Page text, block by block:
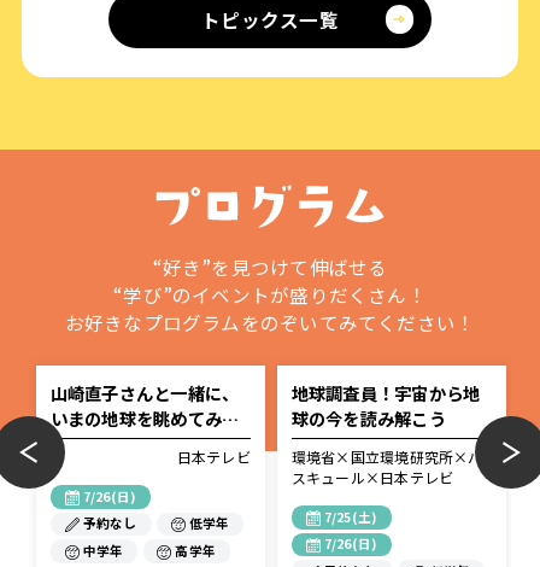
トピックス一覧
“好き”を見つけて伸ばせる
“学び”のイベントが盛りだくさん！
お好きなプログラムをのぞいてみてください！
山崎直子さんと一緒に、
いまの地球を眺めてみよ
う。（宇宙飛行士トーク
ショー）
日本テレビ
7/26(日)
予約なし
低学年
中学年
高学年
地球調査員！宇宙から地
球の今を読み解こう
環境省×国立環境研究所×バ
スキュール×日本テレビ
7/25(土)
7/26(日)